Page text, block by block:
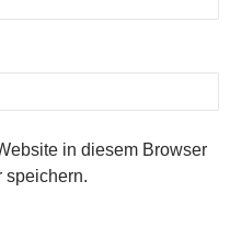
in diesem Browser
speichern.